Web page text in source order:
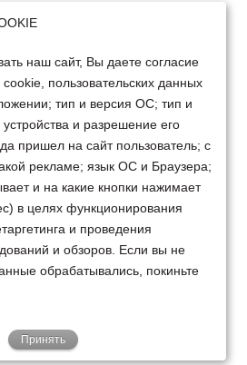
наш сайт, Вы даете согласие
пользовательских данных
тип и версия ОС; тип и
и разрешение его
пришел на сайт пользователь; с
рекламе; язык ОС и Браузера;
и на какие кнопки нажимает
в целях функционирования
и проведения
и обзоров. Если вы не
обрабатывались, покиньте
Принять